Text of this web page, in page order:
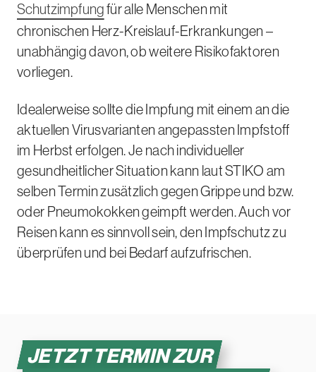
Schutzimpfungfür alle Menschen mit
chronischen Herz-Kreislauf-Erkrankungen –
unabhängig davon, ob weitere Risikofaktoren
vorliegen.
Idealerweise sollte die Impfung mit einem an die
aktuellen Virusvarianten angepassten Impfstoff
im Herbst erfolgen. Je nach individueller
gesundheitlicher Situation kann laut STIKO am
selben Termin zusätzlich gegen Grippe und bzw.
oder Pneumokokken geimpft werden. Auch vor
Reisen kann es sinnvoll sein, den Impfschutz zu
überprüfen und bei Bedarf aufzufrischen.
JETZT TERMIN ZUR